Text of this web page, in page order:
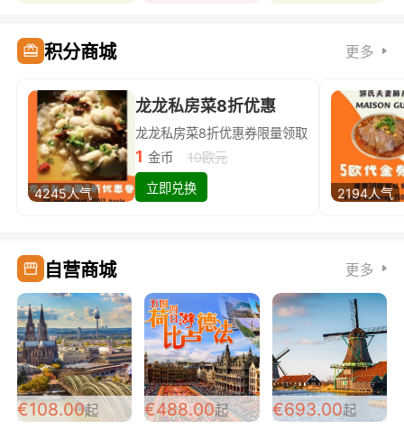
积分商城 更多
4245人气
龙龙私房菜8折优惠
龙龙私房菜8折优惠券限量领取
1 金币
10欧元
立即兑换
2194人气
自营商城 更多
€108.00起 €488.00起 €693.00起